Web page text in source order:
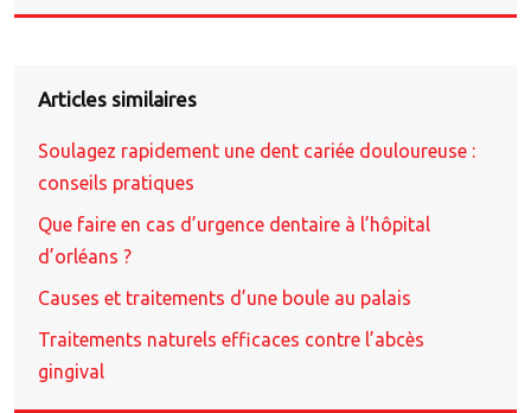
Articles similaires
Soulagez rapidement une dent cariée douloureuse :
conseils pratiques
Que faire en cas d’urgence dentaire à l’hôpital
d’orléans ?
Causes et traitements d’une boule au palais
Traitements naturels efficaces contre l’abcès
gingival